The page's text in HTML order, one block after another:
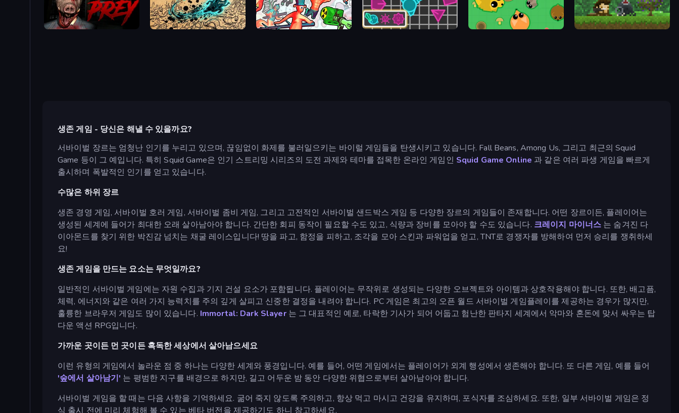
911: Prey Splotcho Funny Shooter 2 Shape Shooter 3 Mope.io Aground
생존 게임 - 당신은 해낼 수 있을까요?
서바이벌 장르는 엄청난 인기를 누리고 있으며, 끊임없이 화제를 불러일으키는 바이럴 게임들을 탄생시키고 있습니다. Fall Beans, Among Us, 그리고 최근의 Squid
Game 등이 그 예입니다. 특히 Squid Game은 인기 스트리밍 시리즈의 도전 과제와 테마를 접목한 온라인 게임인 Squid Game Online 과 같은 여러 파생 게임을 빠르게
출시하며 폭발적인 인기를 얻고 있습니다.
수많은 하위 장르
생존 경영 게임, 서바이벌 호러 게임, 서바이벌 좀비 게임, 그리고 고전적인 서바이벌 샌드박스 게임 등 다양한 장르의 게임들이 존재합니다. 어떤 장르이든, 플레이어는
생성된 세계에 들어가 최대한 오래 살아남아야 합니다. 간단한 회피 동작이 필요할 수도 있고, 식량과 장비를 모아야 할 수도 있습니다. 크레이지 마이너스 는 숨겨진 다
이아몬드를 찾기 위한 박진감 넘치는 채굴 레이스입니다! 땅을 파고, 함정을 피하고, 조각을 모아 스킨과 파워업을 얻고, TNT로 경쟁자를 방해하여 먼저 승리를 쟁취하세
요!
생존 게임을 만드는 요소는 무엇일까요?
일반적인 서바이벌 게임에는 자원 수집과 기지 건설 요소가 포함됩니다. 플레이어는 무작위로 생성되는 다양한 오브젝트와 아이템과 상호작용해야 합니다. 또한, 배고픔,
체력, 에너지와 같은 여러 가지 능력치를 주의 깊게 살피고 신중한 결정을 내려야 합니다. PC 게임은 최고의 오픈 월드 서바이벌 게임플레이를 제공하는 경우가 많지만,
훌륭한 브라우저 게임도 많이 있습니다. Immortal: Dark Slayer는 그 대표적인 예로, 타락한 기사가 되어 어둡고 험난한 판타지 세계에서 악마와 혼돈에 맞서 싸우는 탑
다운 액션 RPG입니다.
가까운 곳이든 먼 곳이든 혹독한 세상에서 살아남으세요
이런 유형의 게임에서 놀라운 점 중 하나는 다양한 세계와 풍경입니다. 예를 들어, 어떤 게임에서는 플레이어가 외계 행성에서 생존해야 합니다. 또 다른 게임, 예를 들어
'숲에서 살아남기' 는 평범한 지구를 배경으로 하지만, 길고 어두운 밤 동안 다양한 위협으로부터 살아남아야 합니다.
서바이벌 게임을 할 때는 다음 사항을 기억하세요. 굶어 죽지 않도록 주의하고, 항상 먹고 마시고 건강을 유지하며, 포식자를 조심하세요. 또한, 일부 서바이벌 게임은 정
식 출시 전에 미리 체험해 볼 수 있는 베타 버전을 제공하기도 하니 참고하세요.